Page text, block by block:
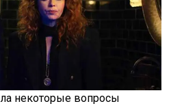
некоторые вопросы